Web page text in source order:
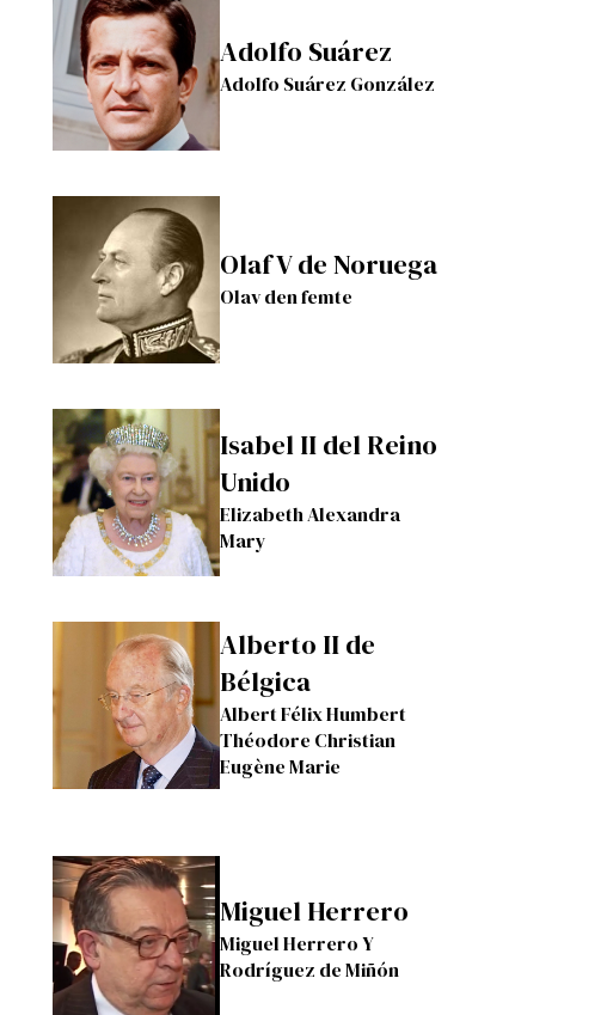
Adolfo Suárez
Adolfo Suárez González
Olaf V de Noruega
Olav den femte
Isabel II del Reino
Unido
Elizabeth Alexandra
Mary
Alberto II de
Bélgica
Albert Félix Humbert
Théodore Christian
Eugène Marie
Miguel Herrero
Miguel Herrero Y
Rodríguez de Miñón